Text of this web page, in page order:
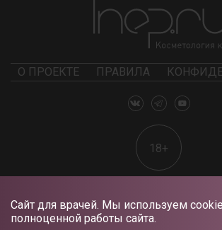
Сайт для врачей. Мы используем
полноценной работы сайта.
О ПРОЕКТЕ ПРАВИЛА
18+